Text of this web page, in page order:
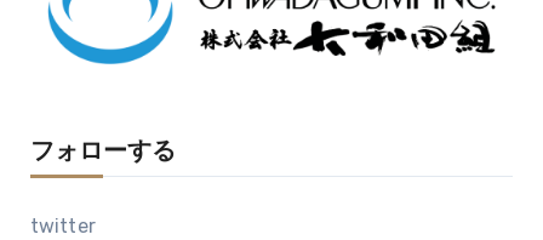
フォローする
twitter